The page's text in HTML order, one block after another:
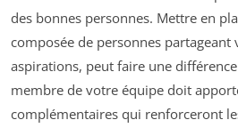
des bonnes personnes. Mettre en
composée de personnes partageant
aspirations, peut faire une
membre de votre équipe doit
complémentaires qui renforceront